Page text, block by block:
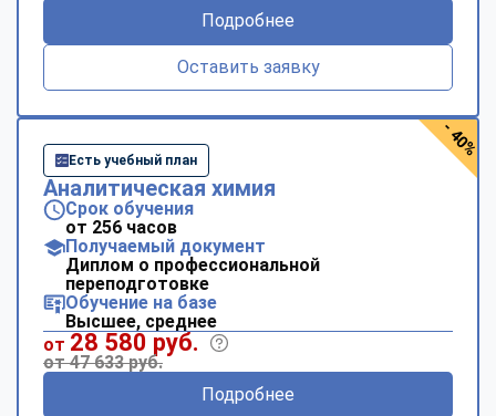
Подробнее
Оставить заявку
Есть учебный план
Аналитическая химия
Срок обучения
от 256 часов
Получаемый документ
Диплом о профессиональной
переподготовке
Обучение на базе
Высшее, среднее
от 28 580 руб.
от 47 633 руб.
Подробнее
- 40%